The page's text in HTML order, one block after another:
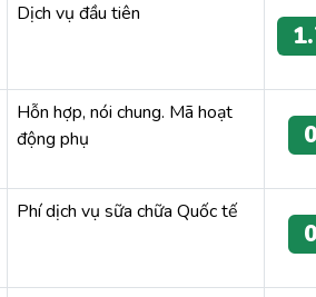
Dịch vụ đầu tiên
Hỗn hợp, nói chung. Mã hoạt
động phụ
0
Phí dịch vụ sữa chữa Quốc tế
0